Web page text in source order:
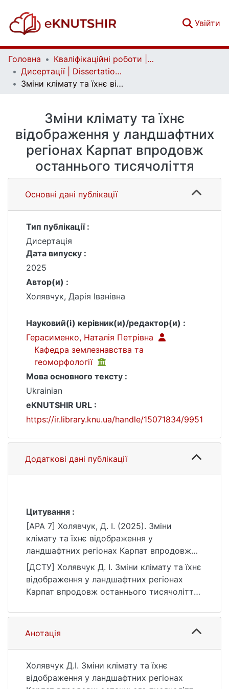
Увійти
Головна
Кваліфікаційні роботи | Qualifying works
Дисертації | Dissertations
Зміни клімату та їхнє відображення у ландшафтних регіонах Карпат впродовж останнього тисячоліття
Зміни клімату та їхнє
відображення у ландшафтних
регіонах Карпат впродовж
останнього тисячоліття
Основні дані публікації
Тип публікації :
Дисертація
Дата випуску :
2025
Автор(и) :
Холявчук, Дарія Іванівна
Науковий(і) керівник(и)/редактор(и) :
Герасименко, Наталія Петрівна
Кафедра землезнавства та
геоморфології
Мова основного тексту :
Ukrainian
eKNUTSHIR URL :
https://ir.library.knu.ua/handle/15071834/9951
Додаткові дані публікації
Цитування :
[APA 7] Холявчук, Д. І. (2025). Зміни
клімату та їхнє відображення у
ландшафтних регіонах Карпат впродовж
останнього тисячоліття [Дис. доктора
географічних наук, Київський національний
університет імені Тараса Шевченка].
eKNUTSHIR.
https://ir.library.knu.ua/handle/15071834/9951
[ДСТУ] Холявчук Д. І. Зміни клімату та їхнє
відображення у ландшафтних регіонах
Карпат впродовж останнього тисячоліття :
Природничі науки. Київ, 2025. 375 с. URL:
https://ir.library.knu.ua/handle/15071834/9951
(дата звернення: 25.07.2026).
Анотація
Холявчук Д.І. Зміни клімату та їхнє
відображення у ландшафтних регіонах